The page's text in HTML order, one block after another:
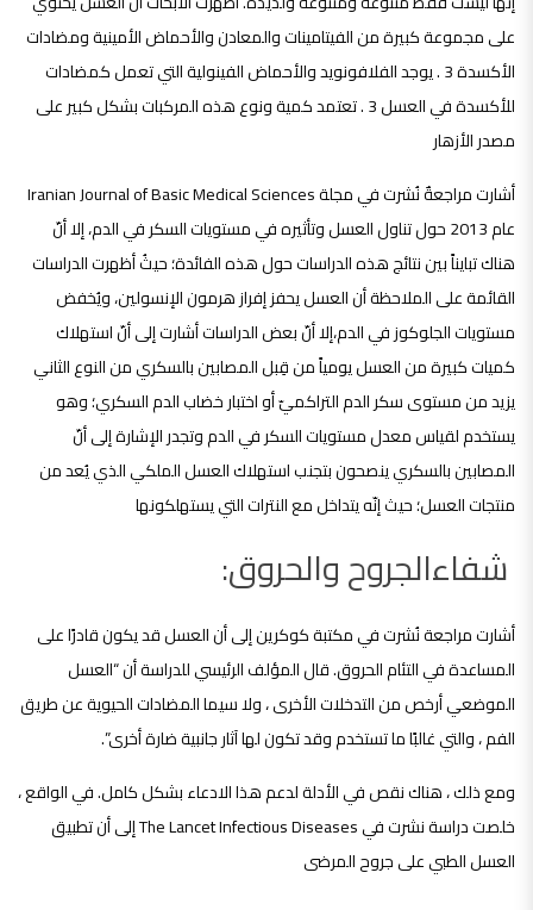
على مجموعة كبيرة من الفيتامينات والمعادن والأحماض الأمينية ومضادات
الأكسدة 3 . يوجد الفلافونويد والأحماض الفينولية التي تعمل كمضادات
للأكسدة في العسل 3 . تعتمد كمية ونوع هذه المركبات بشكل كبير على
مصدر الأزهار
أشارت مراجعةٌ نُشرت في مجلة Iranian Journal of Basic Medical Sciences
عام 2013 حول تناول العسل وتأثيره في مستويات السكر في الدم، إلا أنّ
هناك تبايناً بين نتائج هذه الدراسات حول هذه الفائدة؛ حيثُ أظهرت الدراسات
القائمة على الملاحظة أن العسل يحفز إفراز هرمون الإنسولين، ويُخفض
مستويات الجلوكوز في الدم،إلا أنّ بعض الدراسات أشارت إلى أنّ استهلاك
كميات كبيرة من العسل يومياً من قِبل المصابين بالسكري من النوع الثاني
يزيد من مستوى سكر الدم التراكميّ أو اختبار خضاب الدم السكري؛ وهو
يستخدم لقياس معدل مستويات السكر في الدم وتجدر الإشارة إلى أنّ
المصابين بالسكري ينصحون بتجنب استهلاك العسل الملكي الذي يُعد من
منتجات العسل؛ حيث إنّه يتداخل مع النترات التي يستهلكونها
شفاءالجروح والحروق:
أشارت مراجعة نُشرت في مكتبة كوكرين إلى أن العسل قد يكون قادرًا على
المساعدة في التئام الحروق. قال المؤلف الرئيسي للدراسة أن “العسل
الموضعي أرخص من التدخلات الأخرى ، ولا سيما المضادات الحيوية عن طريق
الفم ، والتي غالبًا ما تستخدم وقد تكون لها آثار جانبية ضارة أخرى”.
ومع ذلك ، هناك نقص في الأدلة لدعم هذا الادعاء بشكل كامل. في الواقع ،
خلصت دراسة نشرت في The Lancet Infectious Diseases إلى أن تطبيق
العسل الطبي على جروح المرضى